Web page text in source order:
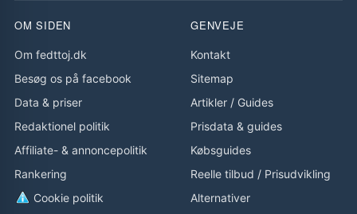
OM SIDEN
Om fedttoj.dk
Besøg os på facebook
Data & priser
Redaktionel politik
Affiliate- & annoncepolitik
Rankering
Cookie politik
GENVEJE
Kontakt
Sitemap
Artikler / Guides
Prisdata & guides
Købsguides
Reelle tilbud / Prisudvikling
Alternativer